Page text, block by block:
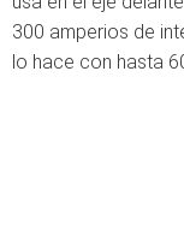
300 amperios de
lo hace con hasta